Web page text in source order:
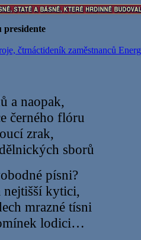
presidente
čtrnáctideník zaměstnanců
a naopak,
černého flóru
zrak,
sborů
písni?
nejtišší kytici,
mrazné tísni
lodici…